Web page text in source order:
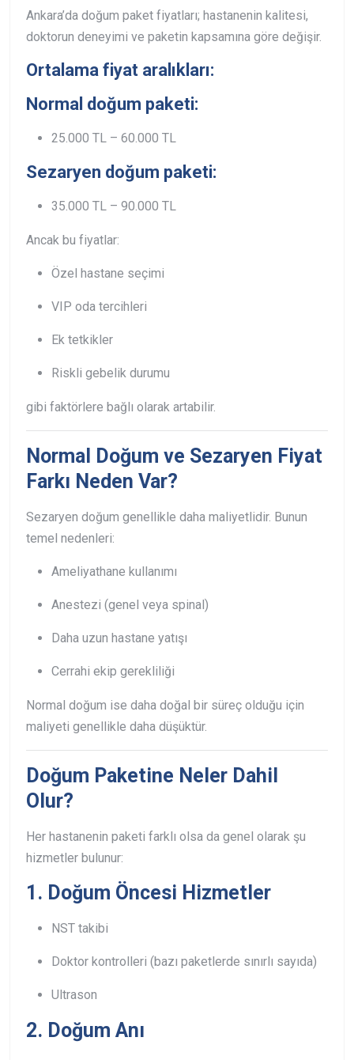
Ankara’da doğum paket fiyatları; hastanenin kalitesi,
doktorun deneyimi ve paketin kapsamına göre değişir.
Ortalama fiyat aralıkları:
Normal doğum paketi:
25.000 TL – 60.000 TL
Sezaryen doğum paketi:
35.000 TL – 90.000 TL
Ancak bu fiyatlar:
Özel hastane seçimi
VIP oda tercihleri
Ek tetkikler
Riskli gebelik durumu
gibi faktörlere bağlı olarak artabilir.
Normal Doğum ve Sezaryen Fiyat
Farkı Neden Var?
Sezaryen doğum genellikle daha maliyetlidir. Bunun
temel nedenleri:
Ameliyathane kullanımı
Anestezi (genel veya spinal)
Daha uzun hastane yatışı
Cerrahi ekip gerekliliği
Normal doğum ise daha doğal bir süreç olduğu için
maliyeti genellikle daha düşüktür.
Doğum Paketine Neler Dahil
Olur?
Her hastanenin paketi farklı olsa da genel olarak şu
hizmetler bulunur:
1. Doğum Öncesi Hizmetler
NST takibi
Doktor kontrolleri (bazı paketlerde sınırlı sayıda)
Ultrason
2. Doğum Anı